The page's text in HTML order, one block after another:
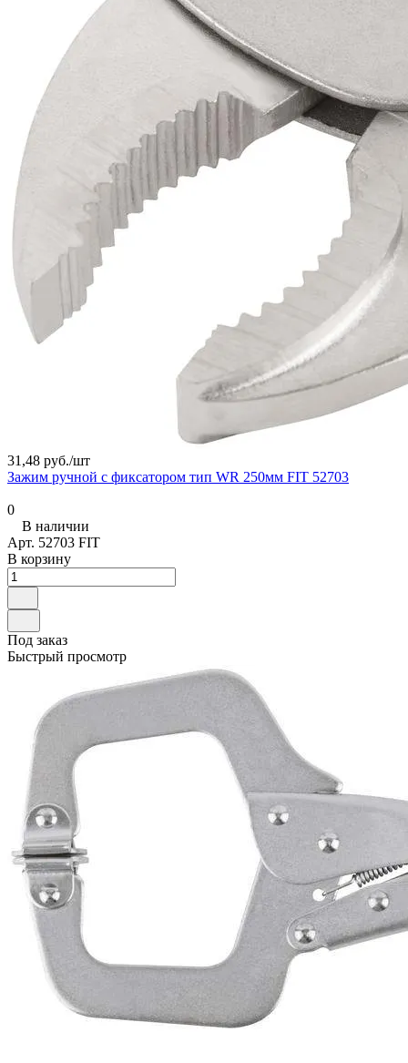
31,48 руб./шт
Зажим ручной с фиксатором тип WR 250мм FIT 52703
0
В наличии
Арт. 52703 FIT
В корзину
Под заказ
Быстрый просмотр